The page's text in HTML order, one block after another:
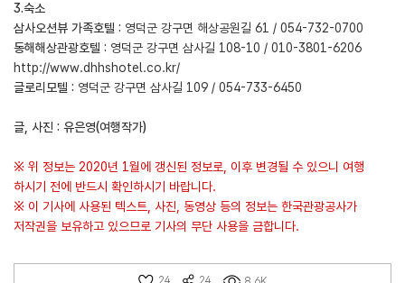
3.숙소
삼사오션뷰 가족호텔 : 영덕군 강구면 해상공원길 61 / 054-732-0700
동해해상관광호텔 : 영덕군 강구면 삼사길 108-10 / 010-3801-6206
http://www.dhhshotel.co.kr/
글로리모텔 : 영덕군 강구면 삼사길 109 / 054-733-6450
글, 사진 : 유은영(여행작가)
※ 위 정보는 2020년 1월에 갱신된 정보로, 이후 변경될 수 있으니 여행
하시기 전에 반드시 확인하시기 바랍니다.
※ 이 기사에 사용된 텍스트, 사진, 동영상 등의 정보는 한국관광공사가
저작권을 보유하고 있으므로 기사의 무단 사용을 금합니다.
24 24